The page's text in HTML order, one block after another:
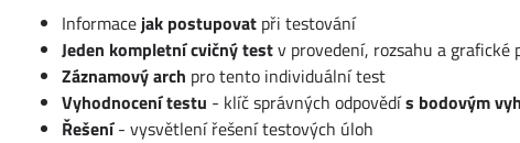
Informace jak postupovat při testování
Jeden kompletní cvičný testv provedení, rozsahu a
Záznamový arch pro tento individuální test
Vyhodnocení testu - klíč správných odpovědís bodovým
Řešení- vysvětlení řešení testových úloh